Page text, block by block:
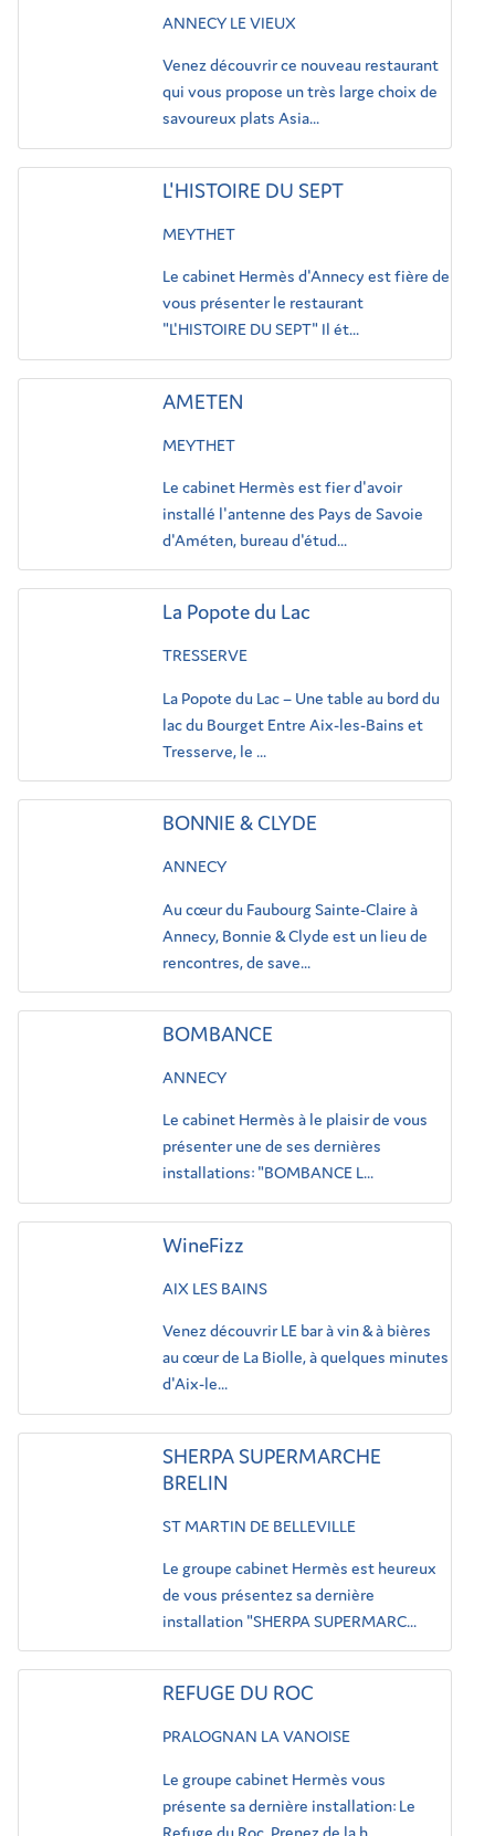
ANNECY LE VIEUX
Venez découvrir ce nouveau restaurant
qui vous propose un très large choix de
savoureux plats Asia...
L'HISTOIRE DU SEPT
MEYTHET
Le cabinet Hermès d'Annecy est fière de
vous présenter le restaurant
"L'HISTOIRE DU SEPT" Il ét...
AMETEN
MEYTHET
Le cabinet Hermès est fier d'avoir
installé l'antenne des Pays de Savoie
d'Améten, bureau d'étud...
La Popote du Lac
TRESSERVE
La Popote du Lac – Une table au bord du
lac du Bourget Entre Aix-les-Bains et
Tresserve, le ...
BONNIE & CLYDE
ANNECY
Au cœur du Faubourg Sainte-Claire à
Annecy, Bonnie & Clyde est un lieu de
rencontres, de save...
BOMBANCE
ANNECY
Le cabinet Hermès à le plaisir de vous
présenter une de ses dernières
installations: "BOMBANCE L...
WineFizz
AIX LES BAINS
Venez découvrir LE bar à vin & à bières
au cœur de La Biolle, à quelques minutes
d'Aix-le...
SHERPA SUPERMARCHE
BRELIN
ST MARTIN DE BELLEVILLE
Le groupe cabinet Hermès est heureux
de vous présentez sa dernière
installation "SHERPA SUPERMARC...
REFUGE DU ROC
PRALOGNAN LA VANOISE
Le groupe cabinet Hermès vous
présente sa dernière installation: Le
Refuge du Roc. Prenez de la h...